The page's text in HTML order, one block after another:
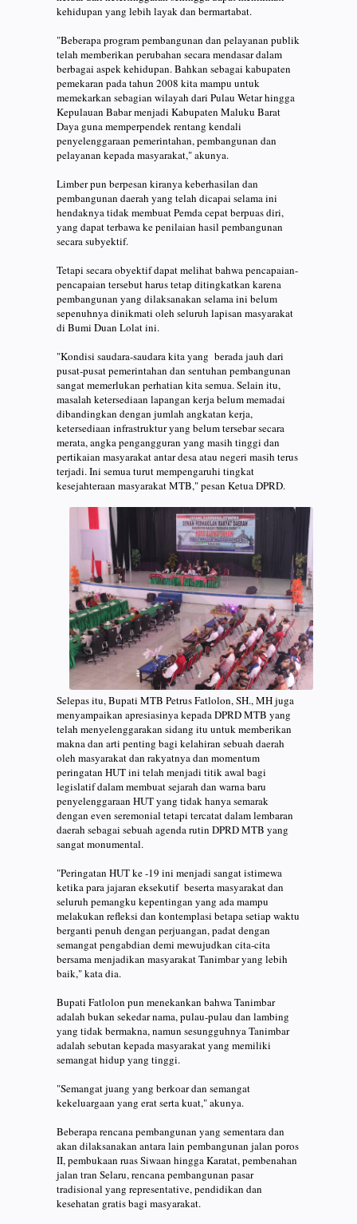
kehidupan yang lebih layak dan bermartabat.
"Beberapa program pembangunan dan pelayanan publik
telah memberikan perubahan secara mendasar dalam
berbagai aspek kehidupan. Bahkan sebagai kabupaten
pemekaran pada tahun 2008 kita mampu untuk
memekarkan sebagian wilayah dari Pulau Wetar hingga
Kepulauan Babar menjadi Kabupaten Maluku Barat
Daya guna memperpendek rentang kendali
penyelenggaraan pemerintahan, pembangunan dan
pelayanan kepada masyarakat," akunya.
Limber pun berpesan kiranya keberhasilan dan
pembangunan daerah yang telah dicapai selama ini
hendaknya tidak membuat Pemda cepat berpuas diri,
yang dapat terbawa ke penilaian hasil pembangunan
secara subyektif.
Tetapi secara obyektif dapat melihat bahwa pencapaian-
pencapaian tersebut harus tetap ditingkatkan karena
pembangunan yang dilaksanakan selama ini belum
sepenuhnya dinikmati oleh seluruh lapisan masyarakat
di Bumi Duan Lolat ini.
"Kondisi saudara-saudara kita yang berada jauh dari
pusat-pusat pemerintahan dan sentuhan pembangunan
sangat memerlukan perhatian kita semua. Selain itu,
masalah ketersediaan lapangan kerja belum memadai
dibandingkan dengan jumlah angkatan kerja,
ketersediaan infrastruktur yang belum tersebar secara
merata, angka pengangguran yang masih tinggi dan
pertikaian masyarakat antar desa atau negeri masih terus
terjadi. Ini semua turut mempengaruhi tingkat
kesejahteraan masyarakat MTB," pesan Ketua DPRD.
Selepas itu, Bupati MTB Petrus Fatlolon, SH., MH juga
menyampaikan apresiasinya kepada DPRD MTB yang
telah menyelenggarakan sidang itu untuk memberikan
makna dan arti penting bagi kelahiran sebuah daerah
oleh masyarakat dan rakyatnya dan momentum
peringatan HUT ini telah menjadi titik awal bagi
legislatif dalam membuat sejarah dan warna baru
penyelenggaraan HUT yang tidak hanya semarak
dengan even seremonial tetapi tercatat dalam lembaran
daerah sebagai sebuah agenda rutin DPRD MTB yang
sangat monumental.
"Peringatan HUT ke -19 ini menjadi sangat istimewa
ketika para jajaran eksekutif beserta masyarakat dan
seluruh pemangku kepentingan yang ada mampu
melakukan refleksi dan kontemplasi betapa setiap waktu
berganti penuh dengan perjuangan, padat dengan
semangat pengabdian demi mewujudkan cita-cita
bersama menjadikan masyarakat Tanimbar yang lebih
baik," kata dia.
Bupati Fatlolon pun menekankan bahwa Tanimbar
adalah bukan sekedar nama, pulau-pulau dan lambing
yang tidak bermakna, namun sesungguhnya Tanimbar
adalah sebutan kepada masyarakat yang memiliki
semangat hidup yang tinggi.
"Semangat juang yang berkoar dan semangat
kekeluargaan yang erat serta kuat," akunya.
Beberapa rencana pembangunan yang sementara dan
akan dilaksanakan antara lain pembangunan jalan poros
II, pembukaan ruas Siwaan hingga Karatat, pembenahan
jalan tran Selaru, rencana pembangunan pasar
tradisional yang representative, pendidikan dan
kesehatan gratis bagi masyarakat.